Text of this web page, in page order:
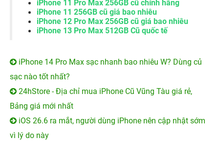
iPhone 11 Pro Max 256GB cũ chính hãng
iPhone 11 256GB cũ giá bao nhiêu
iPhone 12 Pro Max 256GB cũ giá bao nhiêu
iPhone 13 Pro Max 512GB Cũ quốc tế
iPhone 14 Pro Max sạc nhanh bao nhiêu W? Dùng củ
sạc nào tốt nhất?
24hStore - Địa chỉ mua iPhone Cũ Vũng Tàu giá rẻ,
Bảng giá mới nhất
iOS 26.6 ra mắt, người dùng iPhone nên cập nhật sớm
vì lý do này